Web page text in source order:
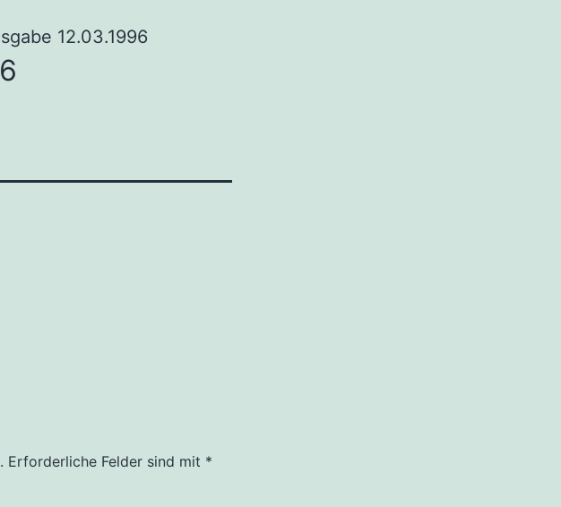
12.03.1996
Erforderliche Felder sind mit *